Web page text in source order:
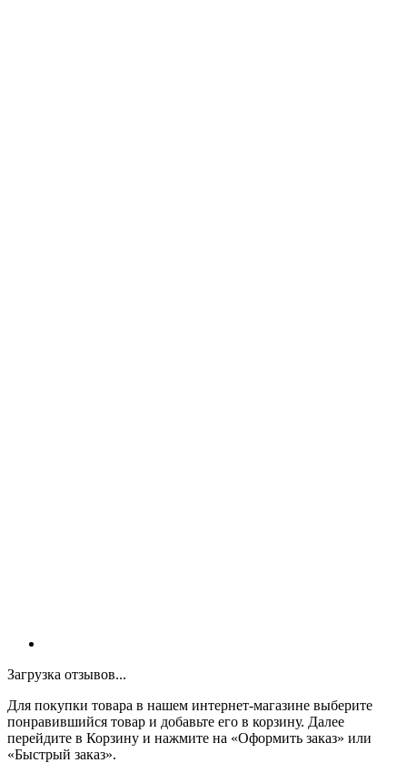
Загрузка отзывов...
Для покупки товара в нашем интернет-магазине выберите
понравившийся товар и добавьте его в корзину. Далее
перейдите в Корзину и нажмите на «Оформить заказ» или
«Быстрый заказ».